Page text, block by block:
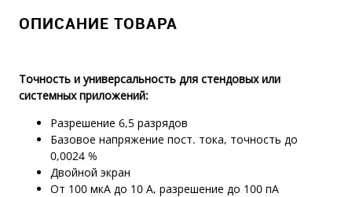
ОПИСАНИЕ ТОВАРА
Точность и универсальность для стендовых или
системных приложений:
Разрешение 6,5 разрядов
Базовое напряжение пост. тока, точность до
0,0024 %
Двойной экран
От 100 мкА до 10 А, разрешение до 100 пА